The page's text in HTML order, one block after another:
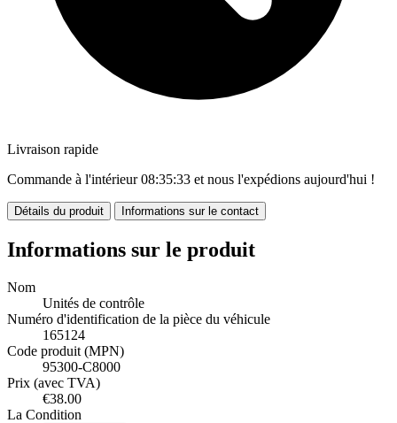
Livraison rapide
Commande à l'intérieur08:35:33 et nous l'expédions aujourd'hui !
Détails du produit Informations sur le contact
Informations sur le produit
Nom
Unités de contrôle
Numéro d'identification de la pièce du véhicule
165124
Code produit (MPN)
95300-C8000
Prix (avec TVA)
€38.00
La Condition